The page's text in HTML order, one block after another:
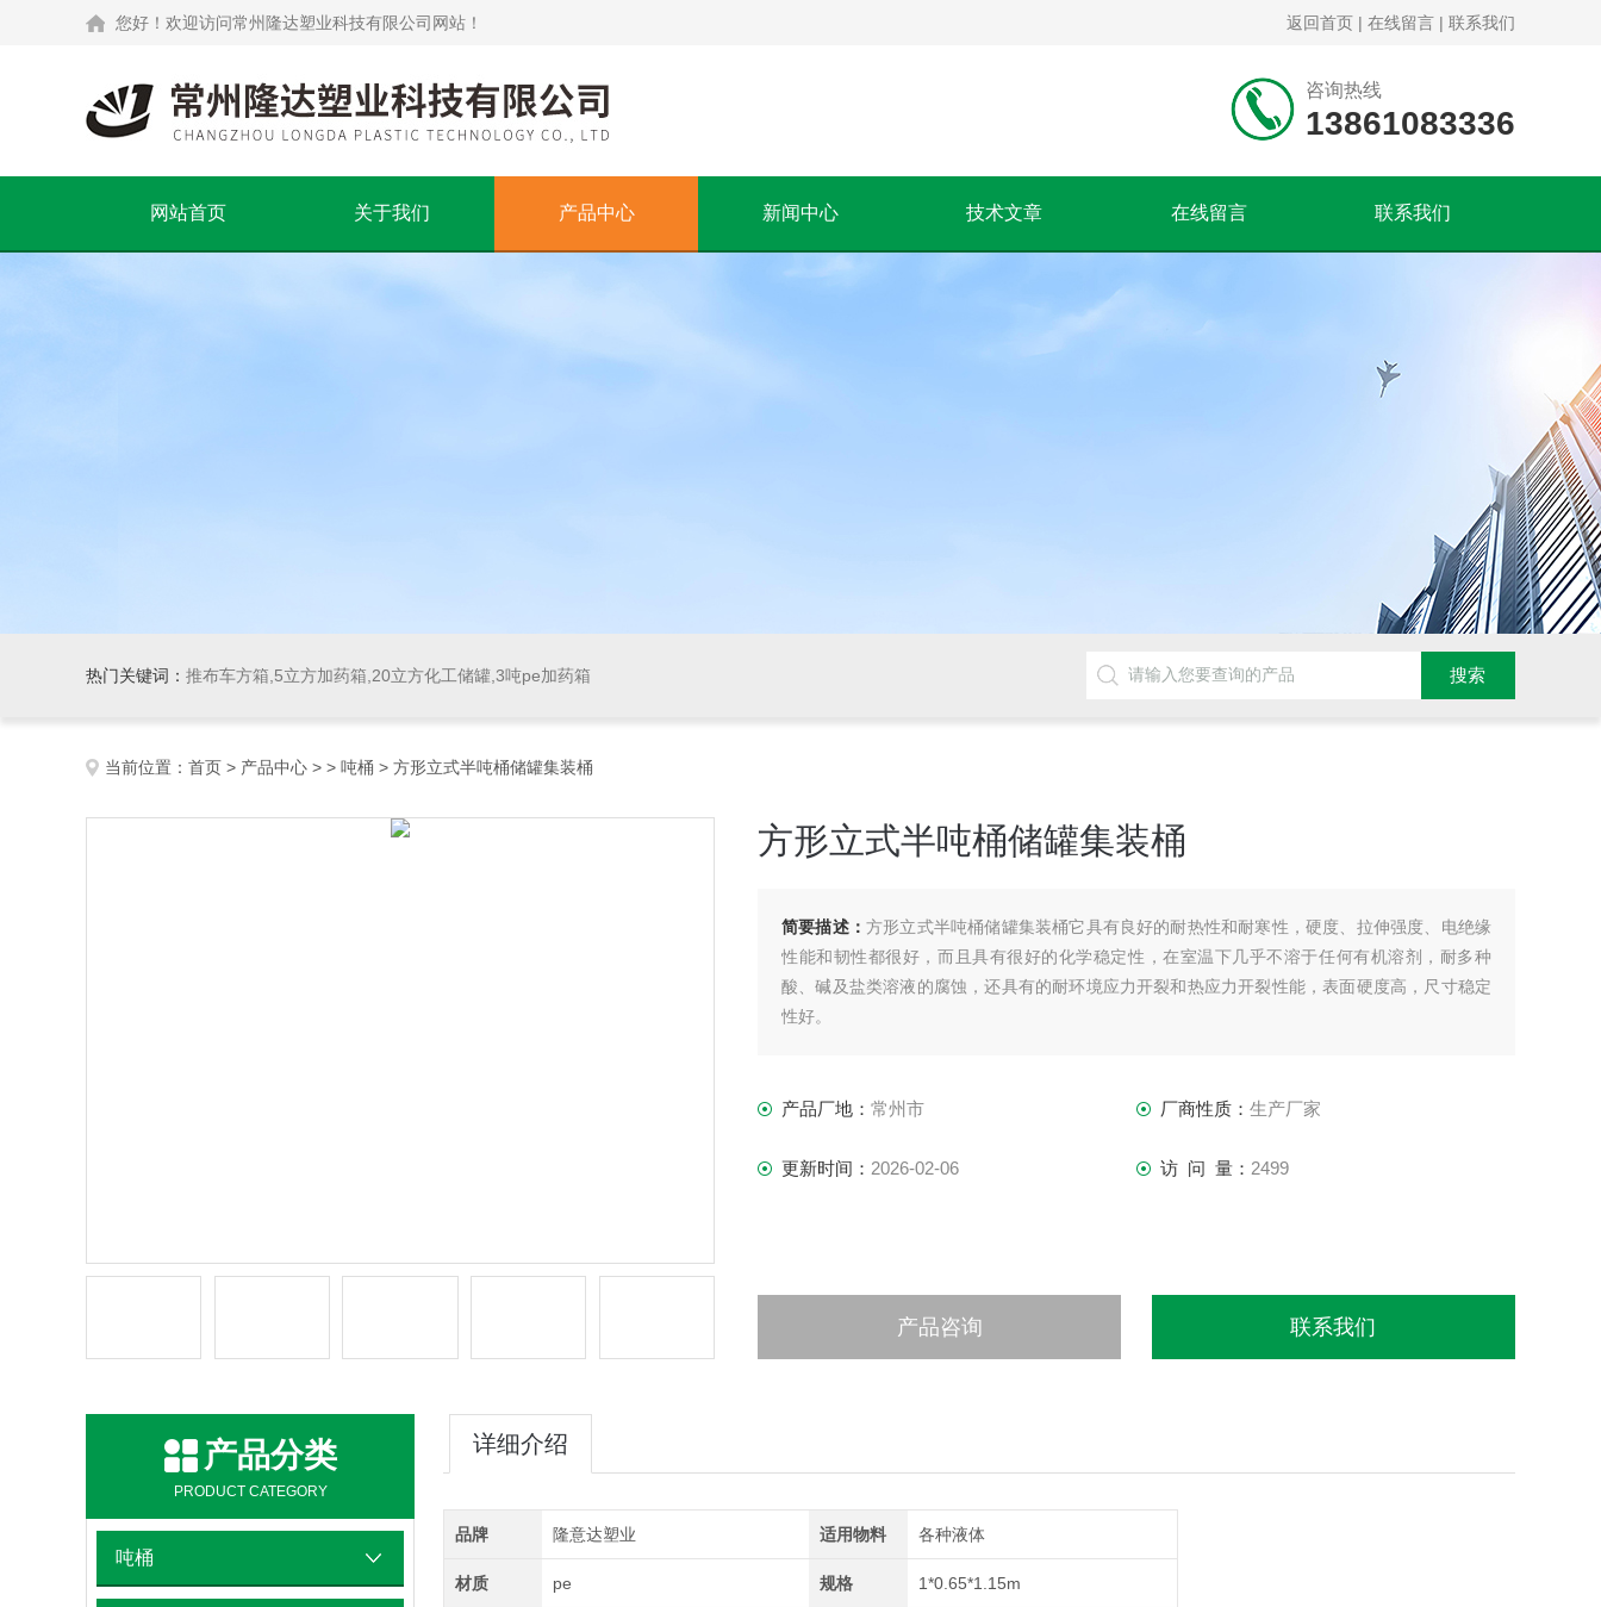
您好！欢迎访问常州隆达塑业科技有限公司网站！ 返回首页 | 在线留言 | 联系我们
咨询热线
13861083336
网站首页 关于我们 产品中心 新闻中心 技术文章 在线留言 联系我们
热门关键词： 推布车方箱,5立方加药箱,20立方化工储罐,3吨pe加药箱
当前位置： 首页 > 产品中心 > > 吨桶 > 方形立式半吨桶储罐集装桶
方形立式半吨桶储罐集装桶
简要描述： 方形立式半吨桶储罐集装桶它具有良好的耐热性和耐寒性，硬度、拉伸强度、电绝缘
性能和韧性都很好，而且具有很好的化学稳定性，在室温下几乎不溶于任何有机溶剂，耐多种
酸、碱及盐类溶液的腐蚀，还具有的耐环境应力开裂和热应力开裂性能，表面硬度高，尺寸稳定
性好。
产品厂地： 常州市 厂商性质： 生产厂家
更新时间： 2026-02-06 访 问 量： 2499
产品咨询 联系我们
产品分类
PRODUCT CATEGORY
吨桶
详细介绍
品牌 隆意达塑业 适用物料 各种液体
材质 pe 规格 1*0.65*1.15m